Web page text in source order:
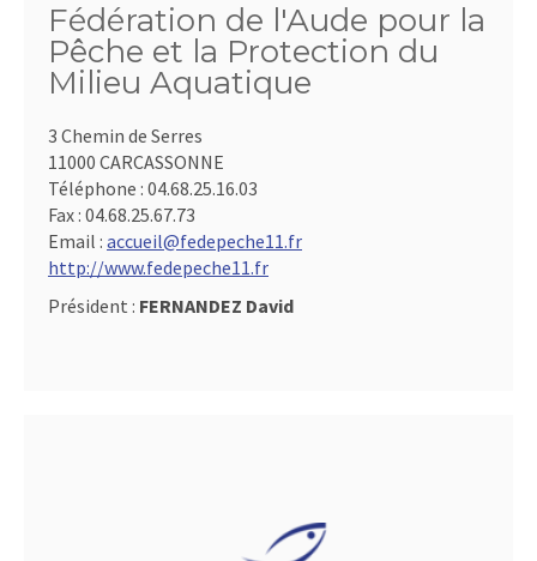
Fédération de l'Aude pour la
Pêche et la Protection du
Milieu Aquatique
3 Chemin de Serres
11000 CARCASSONNE
Téléphone : 04.68.25.16.03
Fax : 04.68.25.67.73
Email : accueil@fedepeche11.fr
http://www.fedepeche11.fr
Président : FERNANDEZ David